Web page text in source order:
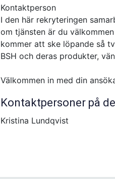
Kontaktperson
I den här rekryteringen
om tjänsten är du
kommer att ske löpande så
BSH och deras produkter,
Välkommen in med din
Kontaktpersoner på
Kristina Lundqvist